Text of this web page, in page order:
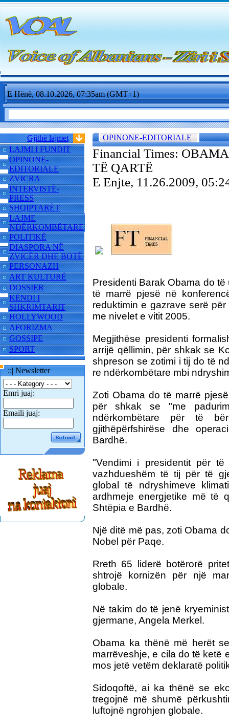
E Hënë, 08.10.2026, 07:35am (GMT+1)
Gjithë lajmet
LAJMI I FUNDIT
OPINONE-
EDITORIALE
ZVICRA
INTERVISTË-
PRESS
SHQIPTARËT
LAJME
NDËRKOMBËTARE
POLITIKË
DIASPORA NË
ZVICËR DHE BOTË
PERSONAZH
ART KULTURË
DOSSIER
KËNDI I
SHKRIMTARIT
HOLLYWOOD
AFORIZMA
GOSSIPE
SPORT
::| Newsletter
Emri juaj:
Emaili juaj:
OPINONE-EDITORIALE
Financial Times:
TË QARTË
E Enjte, 11.26.2009,
Presidenti Barak Obama do
të marrë pjesë në
reduktimin e gazrave serë
me nivelet e vitit 2005.
Megjithëse presidenti
arrijë qëllimin, për shkak se
shpreson se zotimi i tij do të
re ndërkombëtare mbi
Zoti Obama do të marrë
për shkak se "me
ndërkombëtare për të
gjithëpërfshirëse dhe
Bardhë.
"Vendimi i presidentit për
vazhdueshëm të tij për të
global të ndryshimeve
ardhmeje energjetike më të
Shtëpia e Bardhë.
Një ditë më pas, zoti Obama
Nobel për Paqe.
Rreth 65 liderë botërorë
shtrojë kornizën për një
globale.
Në takim do të jenë
gjermane, Angela Merkel.
Obama ka thënë më herët
marrëveshje, e cila do të ketë
mos jetë vetëm deklaratë
Sidoqoftë, ai ka thënë se
tregojnë më shumë
luftojnë ngrohjen globale.